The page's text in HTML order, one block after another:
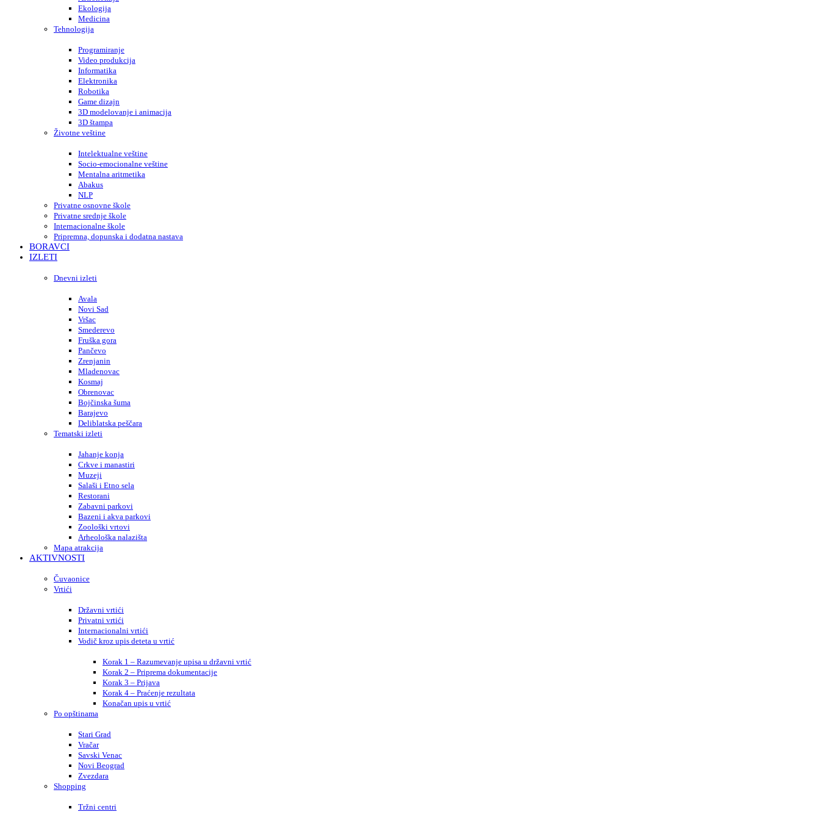
Ekologija
Medicina
Tehnologija
Programiranje
Video produkcija
Informatika
Elektronika
Robotika
Game dizajn
3D modelovanje i animacija
3D štampa
Životne veštine
Intelektualne veštine
Socio-emocionalne veštine
Mentalna aritmetika
Abakus
NLP
Privatne osnovne škole
Privatne srednje škole
Internacionalne škole
Pripremna, dopunska i dodatna nastava
BORAVCI
IZLETI
Dnevni izleti
Avala
Novi Sad
Vršac
Smederevo
Fruška gora
Pančevo
Zrenjanin
Mladenovac
Kosmaj
Obrenovac
Bojčinska šuma
Barajevo
Deliblatska peščara
Tematski izleti
Jahanje konja
Crkve i manastiri
Muzeji
Salaši i Etno sela
Restorani
Zabavni parkovi
Bazeni i akva parkovi
Zoološki vrtovi
Arheološka nalazišta
Mapa atrakcija
AKTIVNOSTI
Čuvaonice
Vrtići
Državni vrtići
Privatni vrtići
Internacionalni vrtići
Vodič kroz upis deteta u vrtić
Korak 1 – Razumevanje upisa u državni vrtić
Korak 2 – Priprema dokumentacije
Korak 3 – Prijava
Korak 4 – Praćenje rezultata
Konačan upis u vrtić
Po opštinama
Stari Grad
Vračar
Savski Venac
Novi Beograd
Zvezdara
Shopping
Tržni centri